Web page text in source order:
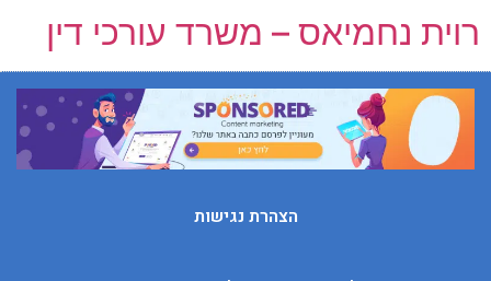
רוית נחמיאס – משרד עורכי דין
הצהרת נגישות